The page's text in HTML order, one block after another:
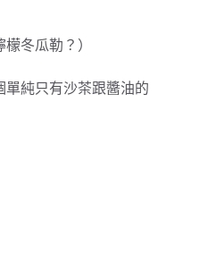
冬瓜勒？）
單純只有沙茶跟醬油的